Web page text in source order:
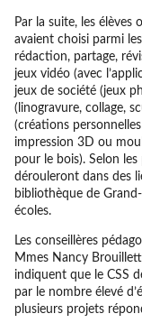
Par la suite, les élèves
avaient choisi parmi
rédaction, partage,
jeux vidéo (avec
jeux de société (jeux
(linogravure, collage,
(créations
impression 3D ou
pour le bois). Selon
dérouleront dans des
bibliothèque de
écoles.
Les conseillères
Mmes Nancy
indiquent que le CSS
par le nombre élevé
plusieurs projets